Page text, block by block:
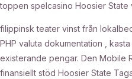
toppen spelcasino Hoosier State
filippinsk teater vinst från
PHP valuta dokumentation ,
existerande pengar. Den Mobile
finansiellt stöd Hoosier State